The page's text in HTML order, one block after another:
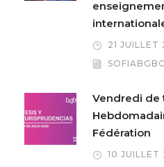
21 JUILLET
SOFIABGBG
Vendredi de
Fédération
10 JUILLET